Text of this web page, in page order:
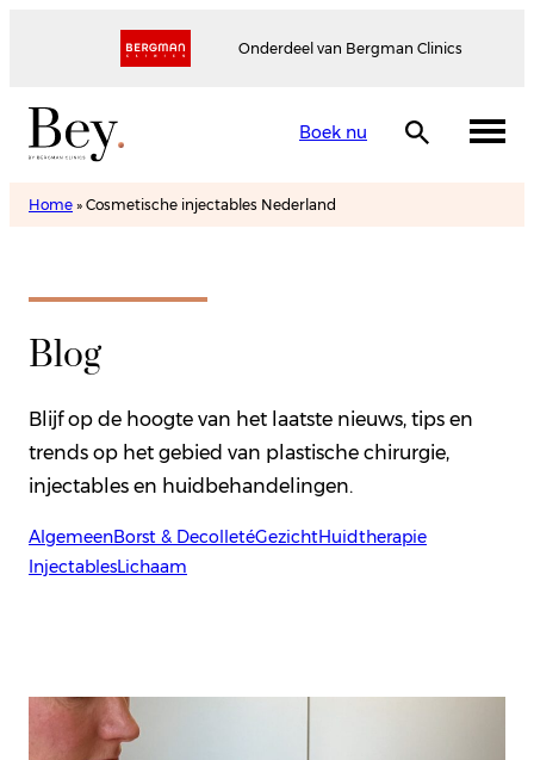
Onderdeel van Bergman Clinics
Boek nu
Home » Cosmetische injectables Nederland
Blog
Blijf op de hoogte van het laatste nieuws, tips en
trends op het gebied van plastische chirurgie,
injectables en huidbehandelingen.
AlgemeenBorst & DecolletéGezichtHuidtherapie
InjectablesLichaam